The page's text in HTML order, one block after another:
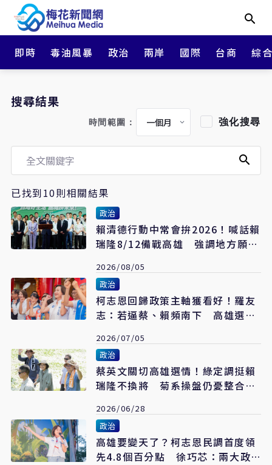
即時 毒油風暴 政治 兩岸 國際 台商 綜
搜尋結果
時間範圍： 強化搜尋
已找到10則相關結果
政治
賴清德行動中常會拚2026！喊話賴
瑞隆8/12備戰高雄 強調地方願景
2026/08/05
政治
柯志恩回歸政策主軸獲看好！羅友
志：若逼蔡、賴頻南下 高雄選戰
2026/07/05
政治
蔡英文關切高雄選情！綠定調挺賴
瑞隆不換將 菊系操盤仍憂整合未
2026/06/28
政治
高雄要變天了？柯志恩民調首度領
先4.8個百分點 徐巧芯：兩大政